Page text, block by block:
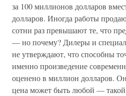
за 100 миллионов долларов
долларов. Иногда работы
сотни раз превышают те, что
— но почему? Дилеры и
не утверждают, что способны
именно произведение
оценено в миллион долларов.
цена может быть любой —